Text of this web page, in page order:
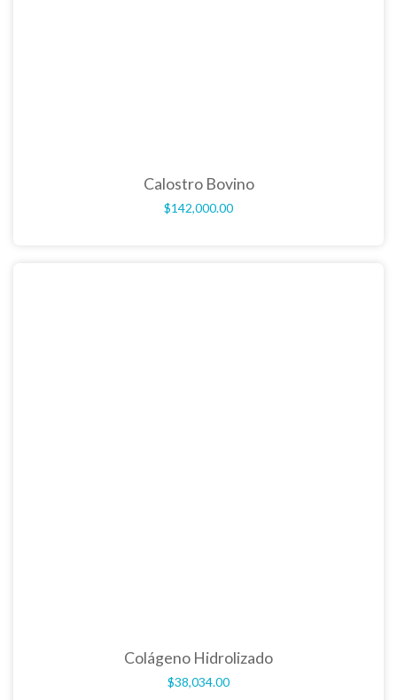
Calostro Bovino
$142,000.00
Colágeno Hidrolizado
$38,034.00